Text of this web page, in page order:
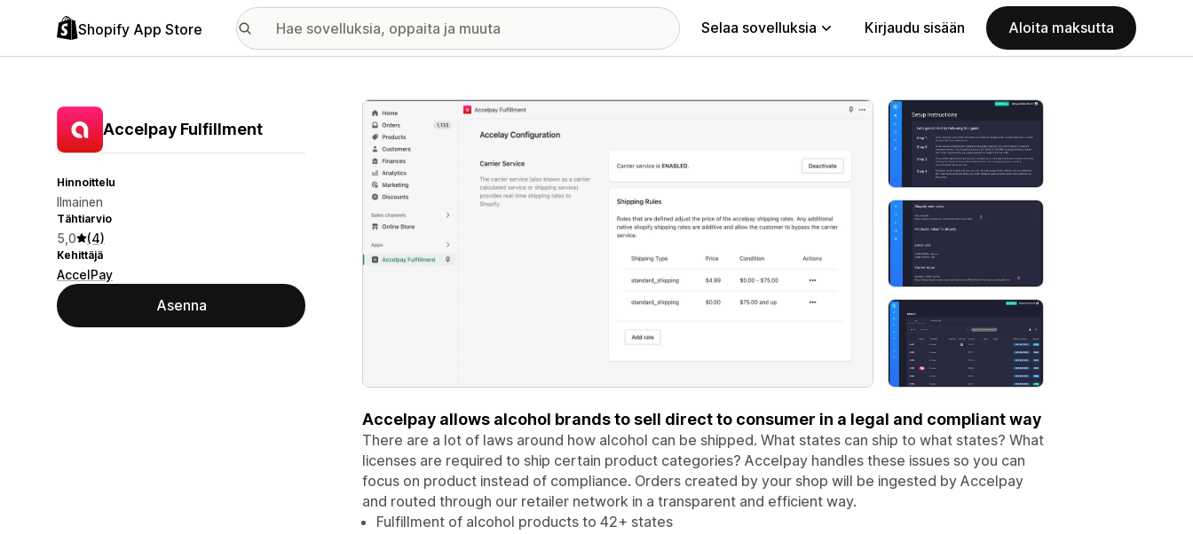
Shopify App Store Selaa sovelluksia Kirjaudu sisään Aloita maksutta
Accelpay Fulfillment
Hinnoittelu
Ilmainen
Tähtiarvio
5,0 (4)
Kehittäjä
AccelPay
Asenna
Esittelykuvagalleria
Accelpay allows alcohol brands to sell direct to consumer in a legal and compliant way
There are a lot of laws around how alcohol can be shipped. What states can ship to what states? What
licenses are required to ship certain product categories? Accelpay handles these issues so you can
focus on product instead of compliance. Orders created by your shop will be ingested by Accelpay
and routed through our retailer network in a transparent and efficient way.
Fulfillment of alcohol products to 42+ states